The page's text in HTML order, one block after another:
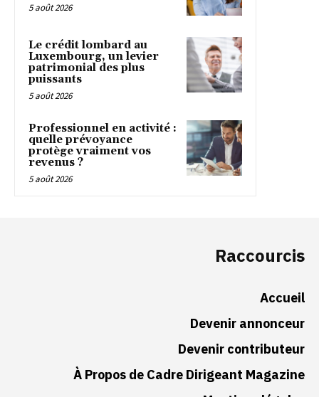
5 août 2026
Le crédit lombard au
Luxembourg, un levier
patrimonial des plus
puissants
5 août 2026
Professionnel en activité :
quelle prévoyance
protège vraiment vos
revenus ?
5 août 2026
Raccourcis
Accueil
Devenir annonceur
Devenir contributeur
À Propos de Cadre Dirigeant Magazine